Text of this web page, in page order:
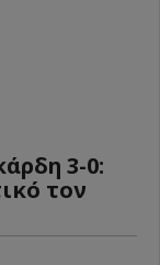
3-0:
τον